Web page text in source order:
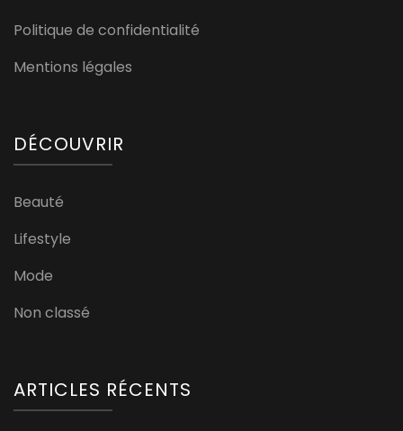
Politique de confidentialité
Mentions légales
DÉCOUVRIR
Beauté
Lifestyle
Mode
Non classé
ARTICLES RÉCENTS